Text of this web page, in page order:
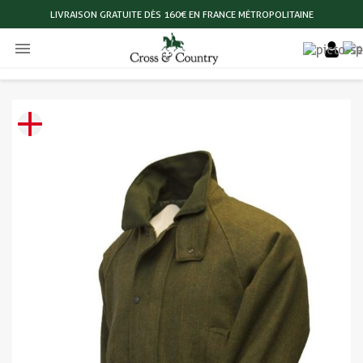
LIVRAISON GRATUITE DÈS 160€ EN FRANCE MÉTROPOLITAINE
